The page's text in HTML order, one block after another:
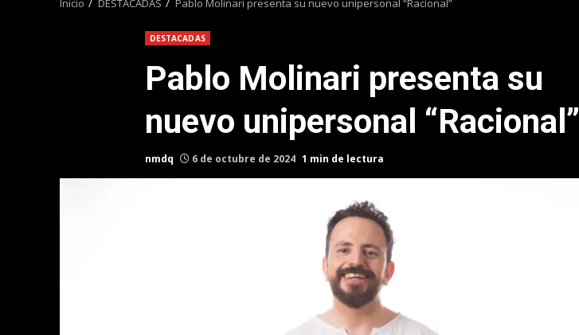
Inicio DESTACADAS Pablo Molinari presenta su nuevo unipersonal “Racional”
DESTACADAS
Pablo Molinari presenta su
nuevo unipersonal “Racional”
nmdq 6 de octubre de 2024 1 min de lectura